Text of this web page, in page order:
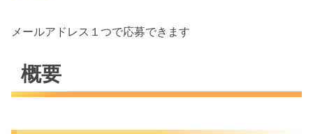
メールアドレス１つで応募できます
概要